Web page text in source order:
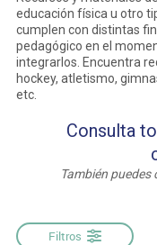
educación física u otro
cumplen con distintas
pedagógico en el
integrarlos. Encuentra
hockey, atletismo,
etc.
Consulta
También
Filtros